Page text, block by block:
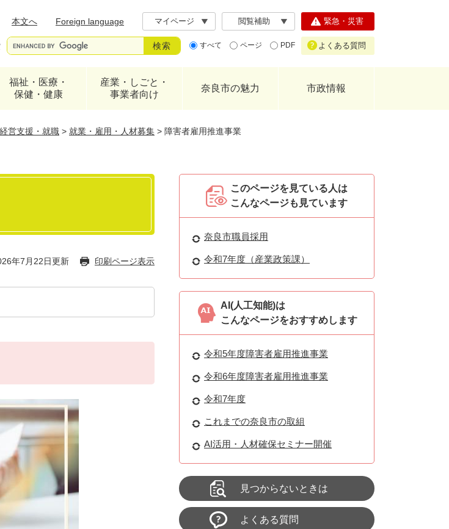
本文へ
Foreign language マイページ 閲覧補助
すべて ページ PDF
緊急・災害
よくある質問
福祉・医療・
保健・健康
産業・しごと・
事業者向け
奈良市の魅力 市政情報
営支援・就職 > 就業・雇用・人材募集 > 障害者雇用推進事業
年7月22日更新 印刷ページ表示
このページを見ている人は
こんなページも見ています
奈良市職員採用
令和7年度（産業政策課）
AI(人工知能)は
こんなページをおすすめします
令和5年度障害者雇用推進事業
令和6年度障害者雇用推進事業
令和7年度
これまでの奈良市の取組
AI活用・人材確保セミナー開催
見つからないときは
よくある質問